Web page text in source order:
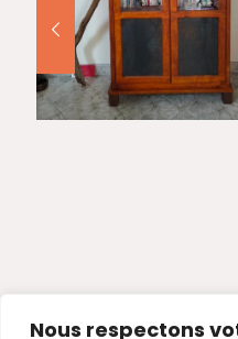
Nous respectons